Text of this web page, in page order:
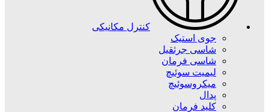
کنترل مکانیکی
جوی استیک
شاسی جرثقیل
شاسی فرمان
لیمیت سوئیچ
میکروسوئیچ
پدال
کلید فرمان